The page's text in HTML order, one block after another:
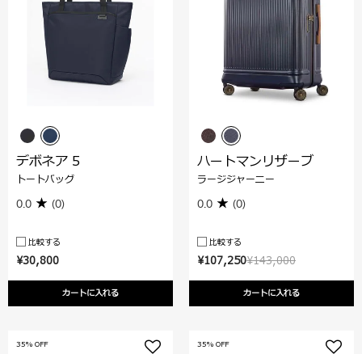
¥30,800
カートに入れる
デボネア 5
トートバッグ
0.0 (0)
比較する
¥143,000
¥107,250
カートに入れる
ハートマンリザーブ
ラージジャーニー
0.0 (0)
比較する
35% OFF 35% OFF